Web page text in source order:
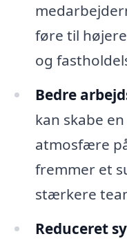
føre til
og
Bedre
kan skabe
atmosfære
fremmer et
stærkere
Reduceret